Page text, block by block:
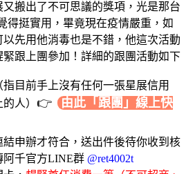
搬出了不可思議的獎項，光是那台
得挺實用，畢竟現在疫情嚴重，如
先用他消毒也是不錯，他這次活動
跟上團參加！詳細的跟團活動如下
指目前手上沒有任何一張星展信用
人） 👉
由此「跟團」線上快
結申辦才符合，送出件後待你收到核
阿千官方LINE群 @ret4002t